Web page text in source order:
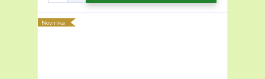
Novinka